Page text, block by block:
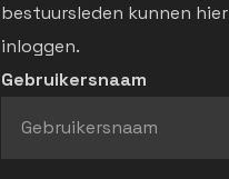
bestuursleden kunnen hier
inloggen.
Gebruikersnaam